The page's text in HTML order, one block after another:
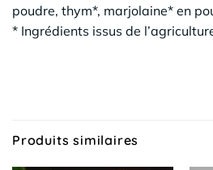
poudre, thym*, marjolaine* en
* Ingrédients issus de
Produits similaires